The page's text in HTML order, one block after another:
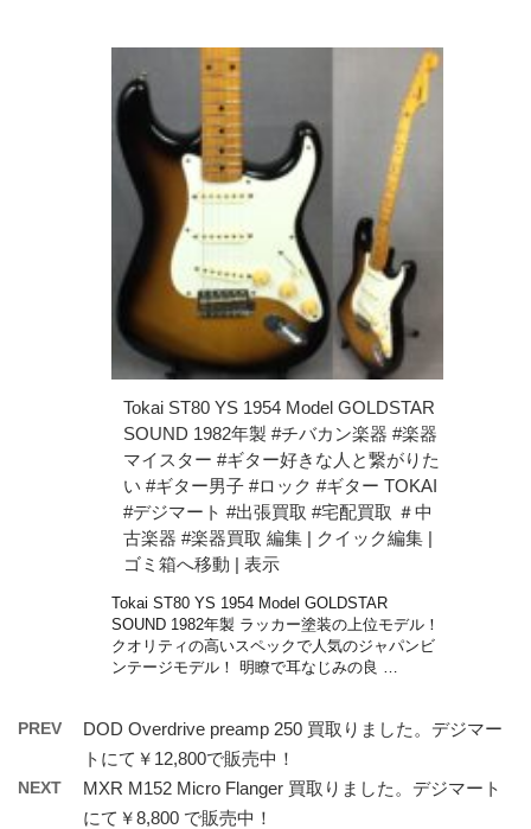
Tokai ST80 YS 1954 Model GOLDSTAR
SOUND 1982年製 #チバカン楽器 #楽器
マイスター #ギター好きな人と繋がりた
い #ギター男子 #ロック #ギター TOKAI
#デジマート #出張買取 #宅配買取 ＃中
古楽器 #楽器買取 編集 | クイック編集 |
ゴミ箱へ移動 | 表示
Tokai ST80 YS 1954 Model GOLDSTAR
SOUND 1982年製 ラッカー塗装の上位モデル！
クオリティの高いスペックで人気のジャパンビ
ンテージモデル！ 明瞭で耳なじみの良 …
PREV
DOD Overdrive preamp 250 買取りました。デジマー
トにて￥12,800で販売中！
NEXT
MXR M152 Micro Flanger 買取りました。デジマート
にて￥8,800 で販売中！